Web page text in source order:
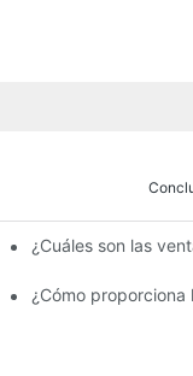
de pintura para
¿Cuáles son las
la tubería para
¿Cómo